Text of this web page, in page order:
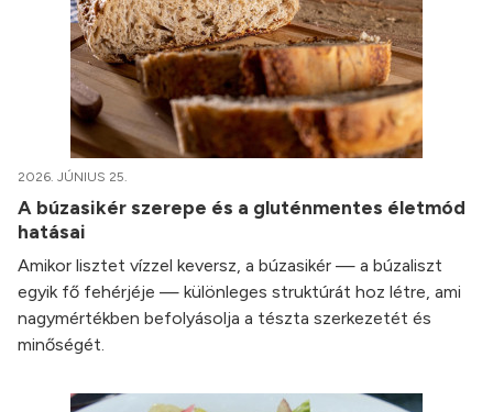
2026. JÚNIUS 25.
A búzasikér szerepe és a gluténmentes életmód
hatásai
Amikor lisztet vízzel keversz, a búzasikér — a búzaliszt
egyik fő fehérjéje — különleges struktúrát hoz létre, ami
nagymértékben befolyásolja a tészta szerkezetét és
minőségét.